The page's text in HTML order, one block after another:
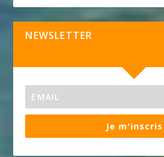
NEWSLETTER
Je m'inscris